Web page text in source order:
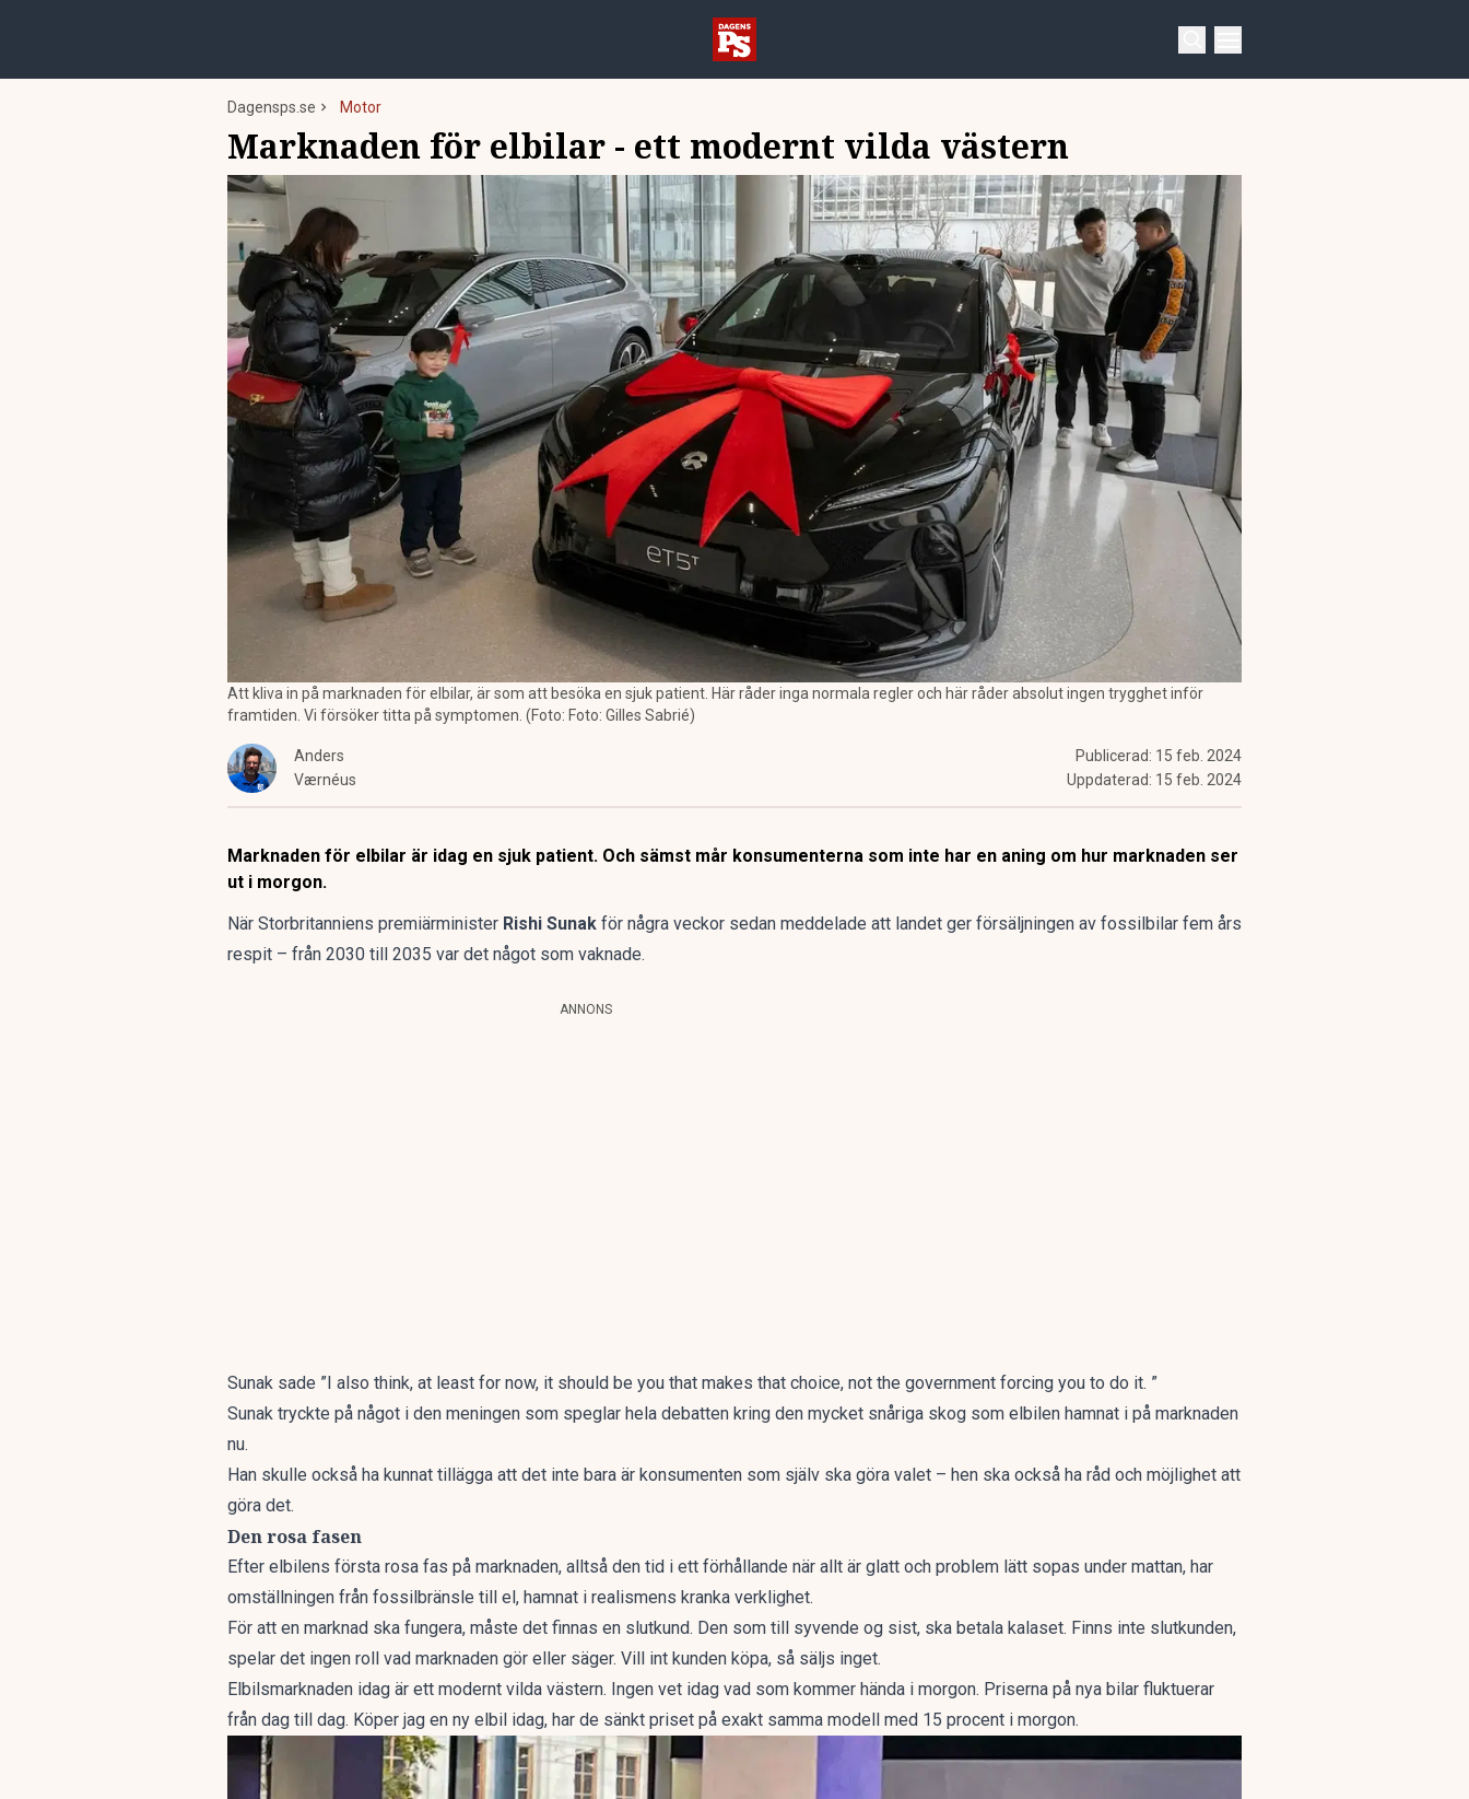
Dagensps.se Motor
Marknaden för elbilar - ett modernt vilda västern
Att kliva in på marknaden för elbilar, är som att besöka en sjuk patient. Här råder inga normala regler och här råder absolut ingen trygghet inför
framtiden. Vi försöker titta på symptomen. (Foto: Foto: Gilles Sabrié)
Anders
Værnéus
Publicerad: 15 feb. 2024
Uppdaterad: 15 feb. 2024
Marknaden för elbilar är idag en sjuk patient. Och sämst mår konsumenterna som inte har en aning om hur marknaden ser
ut i morgon.
När Storbritanniens premiärminister Rishi Sunak för några veckor sedan meddelade att landet ger försäljningen av fossilbilar fem års
respit – från 2030 till 2035 var det något som vaknade.
ANNONS
Sunak sade ”I also think, at least for now, it should be you that makes that choice, not the government forcing you to do it. ”
Sunak tryckte på något i den meningen som speglar hela debatten kring den mycket snåriga skog som elbilen hamnat i på marknaden
nu.
Han skulle också ha kunnat tillägga att det inte bara är konsumenten som själv ska göra valet – hen ska också ha råd och möjlighet att
göra det.
Den rosa fasen
Efter elbilens första rosa fas på marknaden, alltså den tid i ett förhållande när allt är glatt och problem lätt sopas under mattan, har
omställningen från fossilbränsle till el, hamnat i realismens kranka verklighet.
För att en marknad ska fungera, måste det finnas en slutkund. Den som till syvende og sist, ska betala kalaset. Finns inte slutkunden,
spelar det ingen roll vad marknaden gör eller säger. Vill int kunden köpa, så säljs inget.
Elbilsmarknaden idag är ett modernt vilda västern. Ingen vet idag vad som kommer hända i morgon. Priserna på nya bilar fluktuerar
från dag till dag. Köper jag en ny elbil idag, har de sänkt priset på exakt samma modell med 15 procent i morgon.